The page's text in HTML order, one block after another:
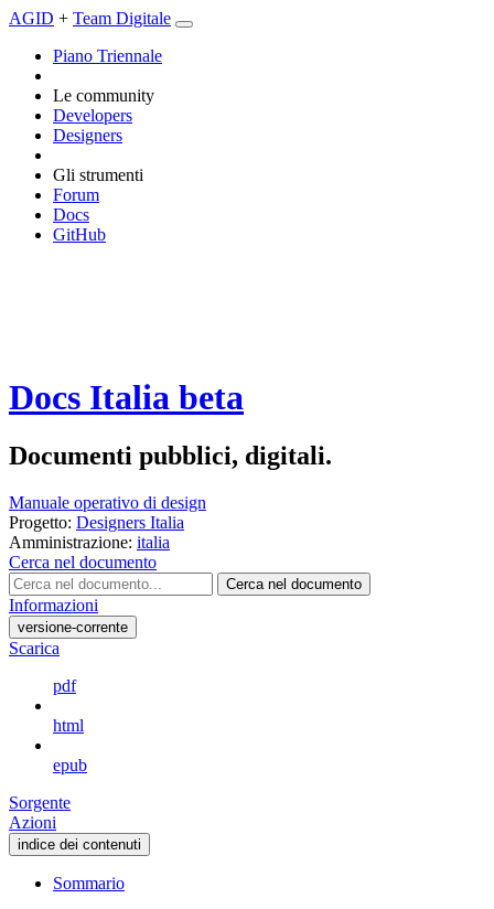
AGID + Team Digitale
Piano Triennale
Le community
Developers
Designers
Gli strumenti
Forum
Docs
GitHub
Docs Italia beta
Documenti pubblici, digitali.
Manuale operativo di design
Progetto: Designers Italia
Amministrazione: italia
Cerca nel documento
Cerca nel documento
Informazioni
versione-corrente
Scarica
pdf
html
epub
Sorgente
Azioni
indice dei contenuti
Sommario